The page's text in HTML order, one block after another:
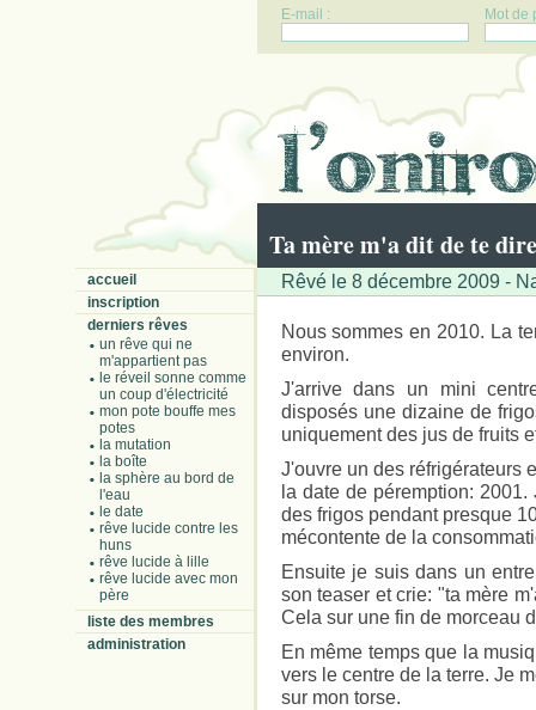
E-mail : Mot de
Ta mère m'a dit de te
accueil
inscription
derniers rêves
un rêve qui ne
m'appartient pas
le réveil sonne comme
un coup d'électricité
mon pote bouffe mes
potes
la mutation
la boîte
la sphère au bord de
l'eau
le date
rêve lucide contre les
huns
rêve lucide à lille
rêve lucide avec mon
père
liste des membres
administration
Rêvé le 8 décembre 2009 -
Nous sommes en 2010. La
environ.
J'arrive dans un mini
disposés une dizaine de
uniquement des jus de fruits
J'ouvre un des réfrigérateurs
la date de péremption:
des frigos pendant presque
mécontente de la
Ensuite je suis dans un
son teaser et crie: "ta mère
Cela sur une fin de morceau
En même temps que la
vers le centre de la terre. Je
sur mon torse.